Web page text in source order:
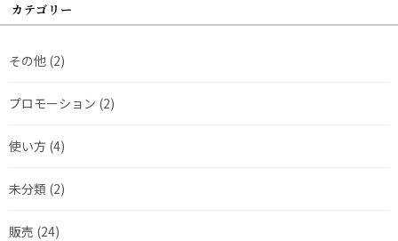
カテゴリー
その他 (2)
プロモーション (2)
使い方 (4)
未分類 (2)
販売 (24)